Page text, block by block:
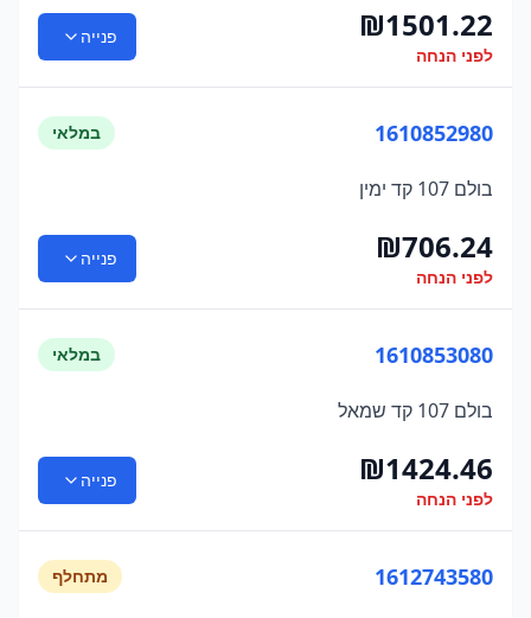
₪1501.22
לפני הנחה
פנייה
1610852980 במלאי
בולם 107 קד ימין
₪706.24
לפני הנחה
פנייה
1610853080 במלאי
בולם 107 קד שמאל
₪1424.46
לפני הנחה
פנייה
1612743580 מתחלף